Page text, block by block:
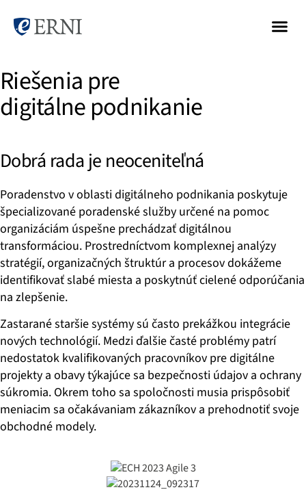
Riešenia pre
digitálne podnikanie
Dobrá rada je neoceniteľná
Poradenstvo v oblasti digitálneho podnikania poskytuje
špecializované poradenské služby určené na pomoc
organizáciám úspešne prechádzať digitálnou
transformáciou. Prostredníctvom komplexnej analýzy
stratégií, organizačných štruktúr a procesov dokážeme
identifikovať slabé miesta a poskytnúť cielené odporúčania
na zlepšenie.
Zastarané staršie systémy sú často prekážkou integrácie
nových technológií. Medzi ďalšie časté problémy patrí
nedostatok kvalifikovaných pracovníkov pre digitálne
projekty a obavy týkajúce sa bezpečnosti údajov a ochrany
súkromia. Okrem toho sa spoločnosti musia prispôsobiť
meniacim sa očakávaniam zákazníkov a prehodnotiť svoje
obchodné modely.